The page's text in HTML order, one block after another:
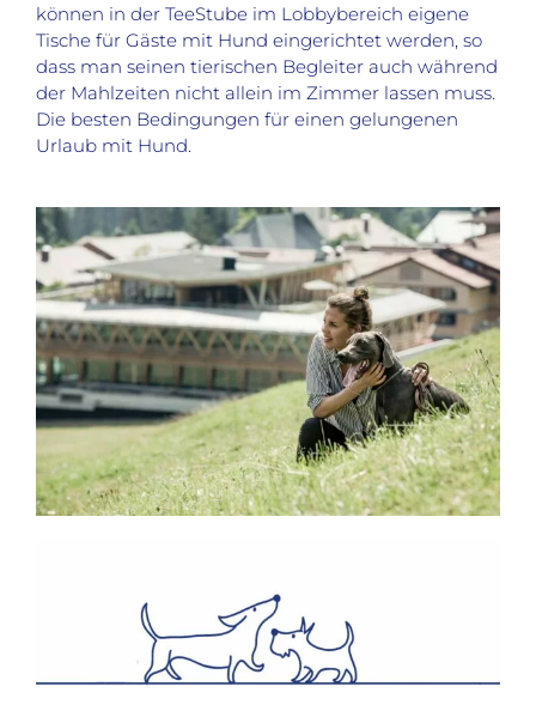
können in der TeeStube im Lobbybereich eigene
Tische für Gäste mit Hund eingerichtet werden, so
dass man seinen tierischen Begleiter auch während
der Mahlzeiten nicht allein im Zimmer lassen muss.
Die besten Bedingungen für einen gelungenen
Urlaub mit Hund.